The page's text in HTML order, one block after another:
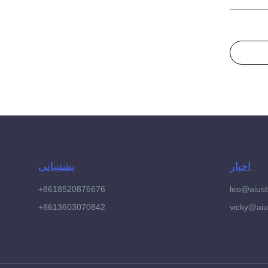
پشتیبانی
+8618520876676
+8613603070842
اخبار